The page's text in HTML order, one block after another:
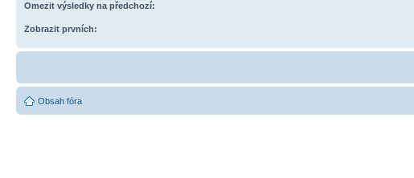
Omezit výsledky na předchozí:
Zobrazit prvních:
Obsah fóra